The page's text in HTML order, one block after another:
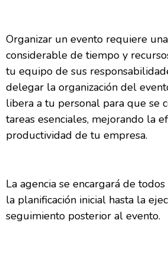
Organizar un evento requiere
considerable de tiempo y
tu equipo de sus
delegar la organización del
libera a tu personal para que se
tareas esenciales, mejorando la
productividad de tu empresa.
La agencia se encargará de
la planificación inicial hasta la
seguimiento posterior al evento.